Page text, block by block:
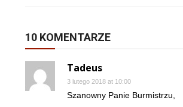
10 KOMENTARZE
Tadeus
3 lutego 2018 at 10:00
Szanowny Panie Burmistrzu,